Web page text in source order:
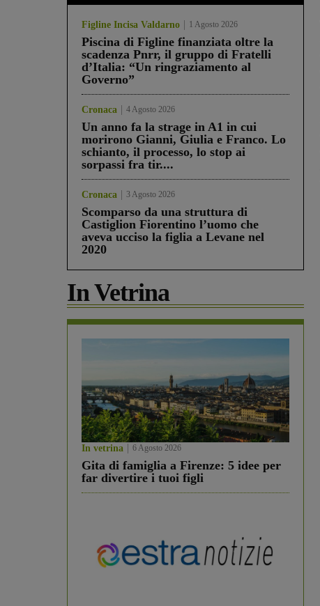
Figline Incisa Valdarno 1 Agosto 2026
Piscina di Figline finanziata oltre la
scadenza Pnrr, il gruppo di Fratelli
d’Italia: “Un ringraziamento al
Governo”
Cronaca 4 Agosto 2026
Un anno fa la strage in A1 in cui
morirono Gianni, Giulia e Franco. Lo
schianto, il processo, lo stop ai
sorpassi fra tir....
Cronaca 3 Agosto 2026
Scomparso da una struttura di
Castiglion Fiorentino l’uomo che
aveva ucciso la figlia a Levane nel
2020
In Vetrina
In vetrina 6 Agosto 2026
Gita di famiglia a Firenze: 5 idee per
far divertire i tuoi figli